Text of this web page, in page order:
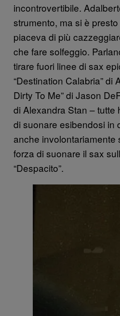
incontrovertibile.
strumento, ma si è
piaceva di più
che fare solfeggio.
tirare fuori linee di sax
“Destination Calabria” di
Dirty To Me” di Jason
di Alexandra Stan – tutte
di suonare esibendosi in
anche involontariamente
forza di suonare il sax
“Despacito”.